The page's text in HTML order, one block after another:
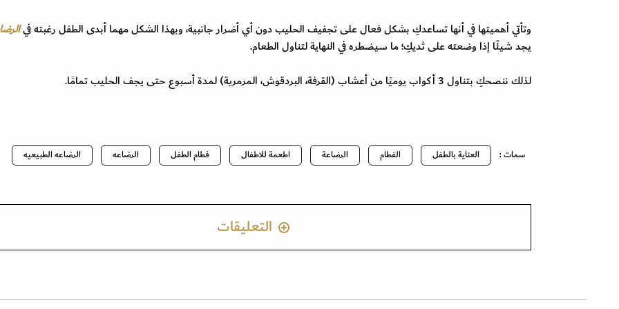
وتأتي أهميتها في أنها تساعدكِ بشكل فعال على تجفيف الحليب دون أي أضرار جانبية، وبهذا الشكل مهما أبدى الطفل رغبته في
يجد شيئًا إذا وضعته على ثديكِ؛ ما سيضطره في النهاية لتناول الطعام.
لذلك ننصحكِ بتناول 3 أكواب يوميًا من أعشاب (القرفة، البردقوش، المرمرية) لمدة أسبوع حتى يجف الحليب تمامًا.
سمات : العناية بالطفل الفطام الرضاعة اطعمة للاطفال فطام الطفل الرضاعه الرضاعه الطبيعيه
التعليقات